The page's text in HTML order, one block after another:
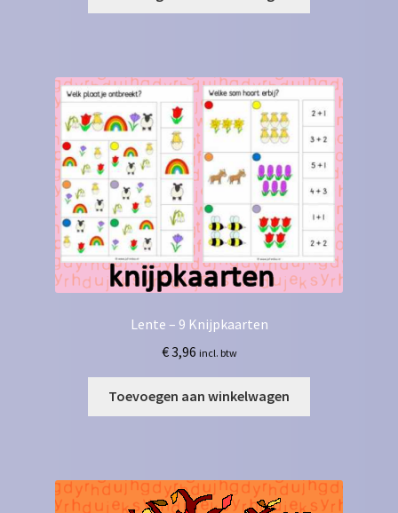
Lente – 9 Knijpkaarten
€3,96 incl. btw
Toevoegen aan winkelwagen